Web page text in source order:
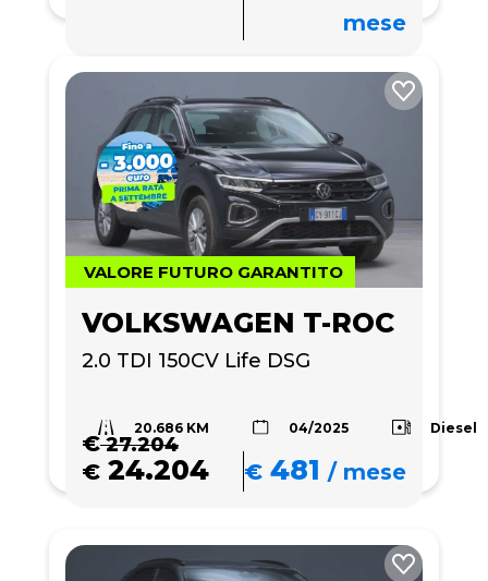
mese
VALORE FUTURO GARANTITO
VOLKSWAGEN T-ROC
2.0 TDI 150CV Life DSG
20.686 KM 04/2025 Diesel
€27.204
€ 24.204 € 481 /mese